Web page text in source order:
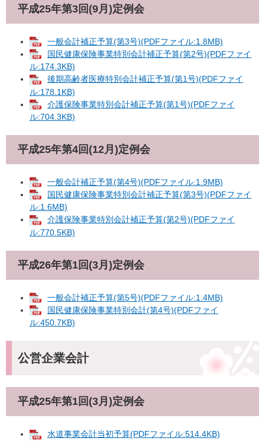
平成25年第3回(9月)定例会
一般会計補正予算(第3号)(PDFファイル:1.8MB)
国民健康保険事業特別会計補正予算(第2号)(PDFファイ
ル:174.3KB)
後期高齢者医療特別会計補正予算(第1号)(PDFファイ
ル:178.1KB)
介護保険事業特別会計補正予算(第1号)(PDFファイ
ル:704.3KB)
平成25年第4回(12月)定例会
一般会計補正予算(第4号)(PDFファイル:1.9MB)
国民健康保険事業特別会計補正予算(第3号)(PDFファイ
ル:1.6MB)
介護保険事業特別会計補正予算(第2号)(PDFファイ
ル:770.5KB)
平成26年第1回(3月)定例会
一般会計補正予算(第5号)(PDFファイル:1.4MB)
国民健康保険事業特別会計(第4号)(PDFファイ
ル:450.7KB)
公営企業会計
平成25年第1回(3月)定例会
水道事業会計当初予算(PDFファイル:514.4KB)